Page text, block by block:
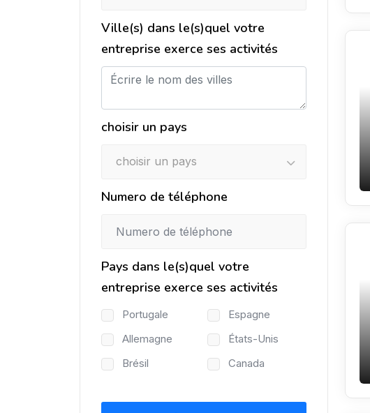
Ville(s) dans le(s)quel votre
entreprise exerce ses activités
choisir un pays
choisir un pays
Numero de téléphone
Pays dans le(s)quel votre
entreprise exerce ses activités
Portugale
Espagne
Allemagne
États-Unis
Brésil
Canada